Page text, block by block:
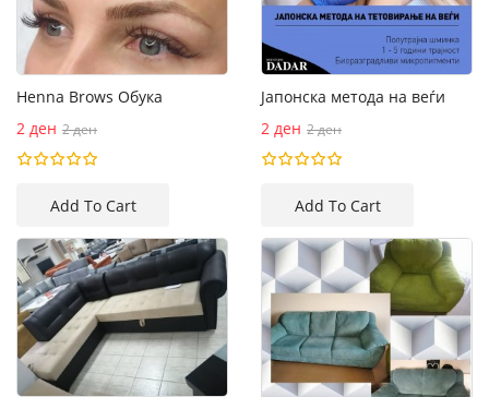
Henna Brows Обука
2 ден 2 ден
Јапонска метода на веѓи
2 ден 2 ден